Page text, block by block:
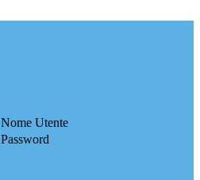
Nome Utente
Password